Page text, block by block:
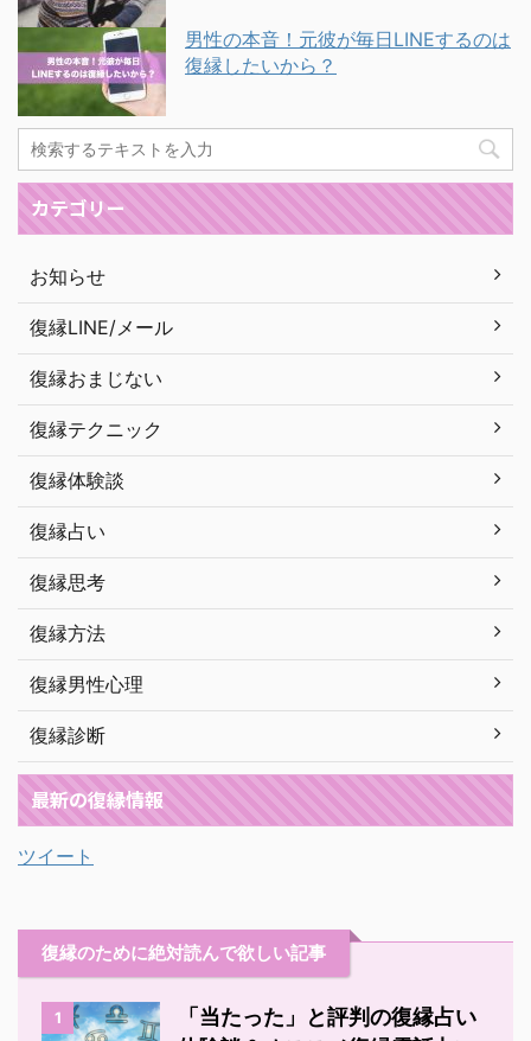
男性の本音！元彼が毎日LINEするのは
復縁したいから？
カテゴリー
お知らせ
復縁LINE/メール
復縁おまじない
復縁テクニック
復縁体験談
復縁占い
復縁思考
復縁方法
復縁男性心理
復縁診断
最新の復縁情報
ツイート
復縁のために絶対読んで欲しい記事
1
「当たった」と評判の復縁占い